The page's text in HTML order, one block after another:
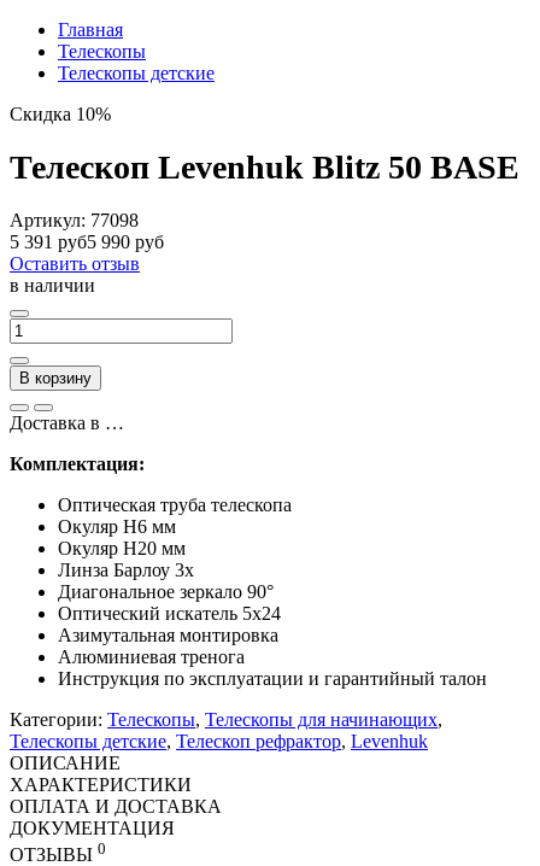
Главная
Телескопы
Телескопы детские
Скидка 10%
Телескоп Levenhuk Blitz 50 BASE
Артикул: 77098
5 391 руб5 990 руб
Оставить отзыв
в наличии
В корзину
Доставка в …
Комплектация:
Оптическая труба телескопа
Окуляр H6 мм
Окуляр H20 мм
Линза Барлоу 3х
Диагональное зеркало 90°
Оптический искатель 5х24
Азимутальная монтировка
Алюминиевая тренога
Инструкция по эксплуатации и гарантийный талон
Категории: Телескопы, Телескопы для начинающих,
Телескопы детские, Телескоп рефрактор, Levenhuk
ОПИСАНИЕ
ХАРАКТЕРИСТИКИ
ОПЛАТА И ДОСТАВКА
ДОКУМЕНТАЦИЯ
ОТЗЫВЫ 0